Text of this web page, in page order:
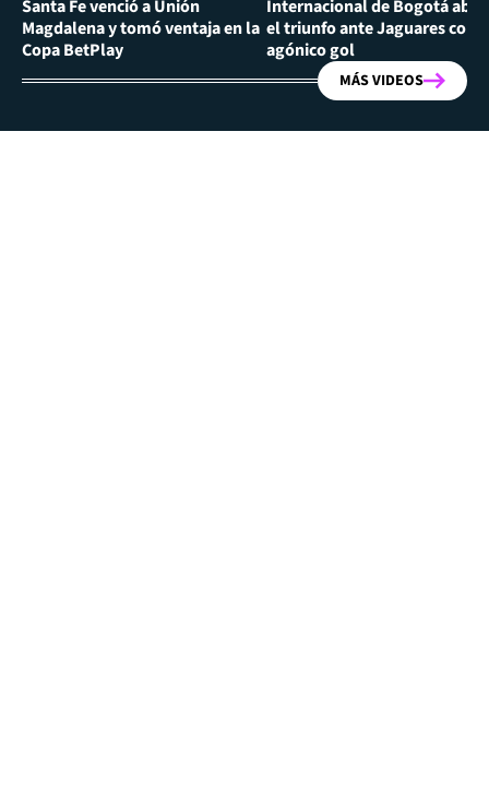
Santa Fe venció a Unión
Magdalena y tomó ventaja en la
Copa BetPlay
Internacional de Bogotá
el triunfo ante Jaguares con
agónico gol
MÁS VIDEOS